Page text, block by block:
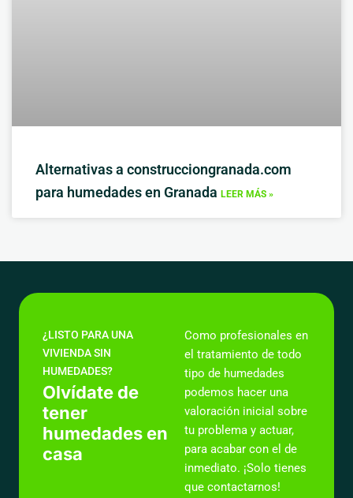
Alternativas a construcciongranada.com
para humedades en Granada LEER MÁS »
¿LISTO PARA UNA
VIVIENDA SIN
HUMEDADES?
Olvídate de
tener
humedades en
casa
Como profesionales en
el tratamiento de todo
tipo de humedades
podemos hacer una
valoración inicial sobre
tu problema y actuar,
para acabar con el de
inmediato. ¡Solo tienes
que contactarnos!